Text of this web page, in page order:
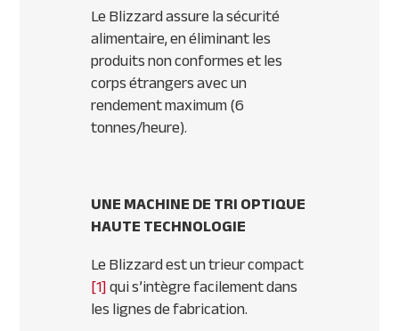
Le Blizzard assure la sécurité
alimentaire, en éliminant les
produits non conformes et les
corps étrangers avec un
rendement maximum (6
tonnes/heure).
UNE MACHINE DE TRI OPTIQUE
HAUTE TECHNOLOGIE
Le Blizzard est un trieur compact
[1]qui s’intègre facilement dans
les lignes de fabrication.